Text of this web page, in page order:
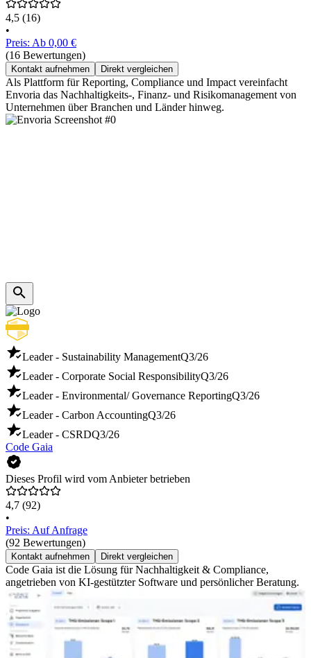
4,5 (16)
•
Preis: Ab 0,00 €
(16 Bewertungen)
Kontakt aufnehmen Direkt vergleichen
Als Plattform für Reporting, Compliance und Impact vereinfacht
Envoria das Nachhaltigkeits-, Finanz- und Risikomanagement von
Unternehmen über Branchen und Länder hinweg.
Leader - Sustainability ManagementQ3/26
Leader - Corporate Social ResponsibilityQ3/26
Leader - Environmental/ Governance ReportingQ3/26
Leader - Carbon AccountingQ3/26
Leader - CSRDQ3/26
Code Gaia
Dieses Profil wird vom Anbieter betrieben
4,7 (92)
•
Preis: Auf Anfrage
(92 Bewertungen)
Kontakt aufnehmen Direkt vergleichen
Code Gaia ist die Lösung für Nachhaltigkeit & Compliance,
angetrieben von KI-gestützter Software und persönlicher Beratung.